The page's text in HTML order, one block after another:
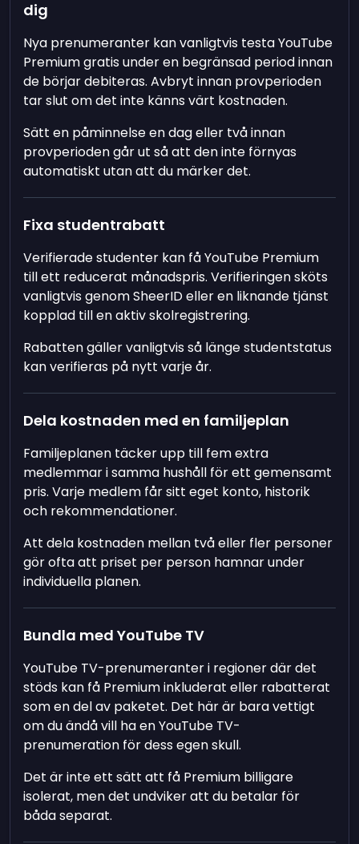
dig
Nya prenumeranter kan vanligtvis testa YouTube
Premium gratis under en begränsad period innan
de börjar debiteras. Avbryt innan provperioden
tar slut om det inte känns värt kostnaden.
Sätt en påminnelse en dag eller två innan
provperioden går ut så att den inte förnyas
automatiskt utan att du märker det.
Fixa studentrabatt
Verifierade studenter kan få YouTube Premium
till ett reducerat månadspris. Verifieringen sköts
vanligtvis genom SheerID eller en liknande tjänst
kopplad till en aktiv skolregistrering.
Rabatten gäller vanligtvis så länge studentstatus
kan verifieras på nytt varje år.
Dela kostnaden med en familjeplan
Familjeplanen täcker upp till fem extra
medlemmar i samma hushåll för ett gemensamt
pris. Varje medlem får sitt eget konto, historik
och rekommendationer.
Att dela kostnaden mellan två eller fler personer
gör ofta att priset per person hamnar under
individuella planen.
Bundla med YouTube TV
YouTube TV-prenumeranter i regioner där det
stöds kan få Premium inkluderat eller rabatterat
som en del av paketet. Det här är bara vettigt
om du ändå vill ha en YouTube TV-
prenumeration för dess egen skull.
Det är inte ett sätt att få Premium billigare
isolerat, men det undviker att du betalar för
båda separat.